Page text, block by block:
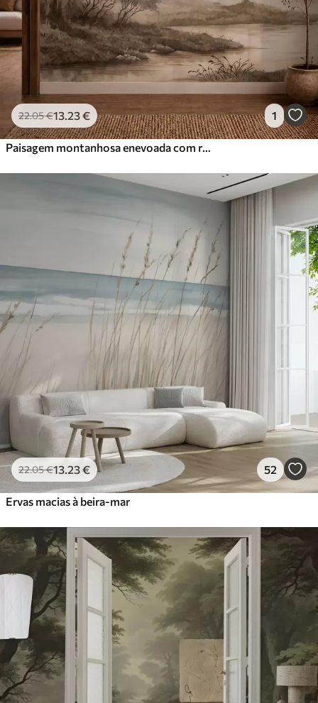
22.05€13 .23€ 1
22.05€13 .23€ 52
Ervas macias à beira-mar